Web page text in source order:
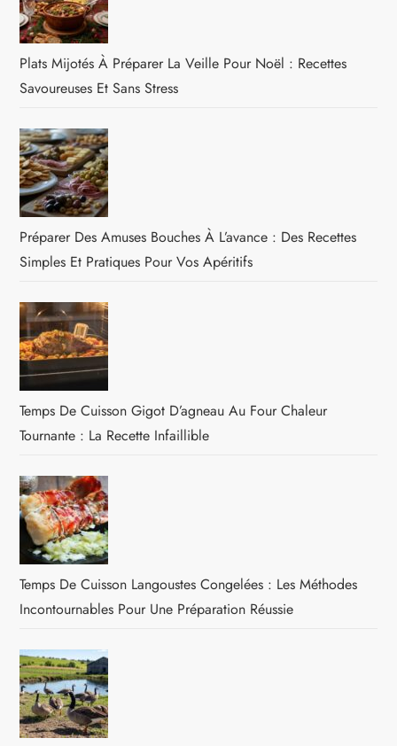
Plats Mijotés À Préparer La Veille Pour Noël : Recettes
Savoureuses Et Sans Stress
Préparer Des Amuses Bouches À L’avance : Des Recettes
Simples Et Pratiques Pour Vos Apéritifs
Temps De Cuisson Gigot D’agneau Au Four Chaleur
Tournante : La Recette Infaillible
Temps De Cuisson Langoustes Congelées : Les Méthodes
Incontournables Pour Une Préparation Réussie